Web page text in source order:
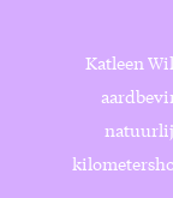
Katleen